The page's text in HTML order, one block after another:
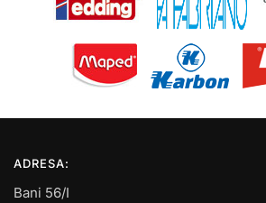
ADRESA:
Bani 56/I